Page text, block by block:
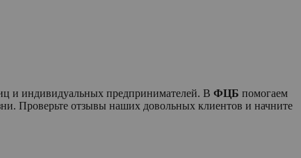
и индивидуальных предпринимателей. В ФЦБ помогаем
Проверьте отзывы наших довольных клиентов и начните